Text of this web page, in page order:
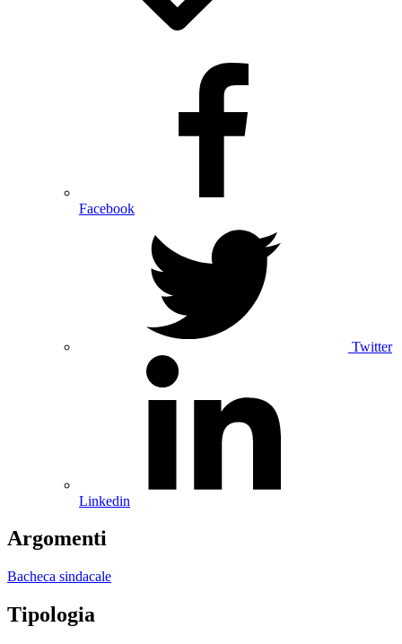
Facebook
Twitter
Linkedin
Argomenti
Bacheca sindacale
Tipologia